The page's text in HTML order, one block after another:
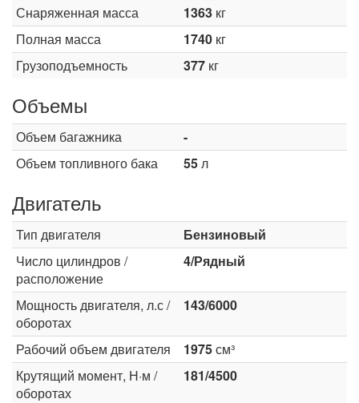
Снаряженная масса 1363 кг
Полная масса
1740 кг
Грузоподъемность
377 кг
Объемы
Объем багажника
-
Объем топливного бака
55л
Двигатель
Тип двигателя
Бензиновый
Число цилиндров /
расположение
4/Рядный
Мощность двигателя, л.с /
оборотах
143/6000
Рабочий объем двигателя 1975см³
Крутящий момент, Н·м /
оборотах
181/4500